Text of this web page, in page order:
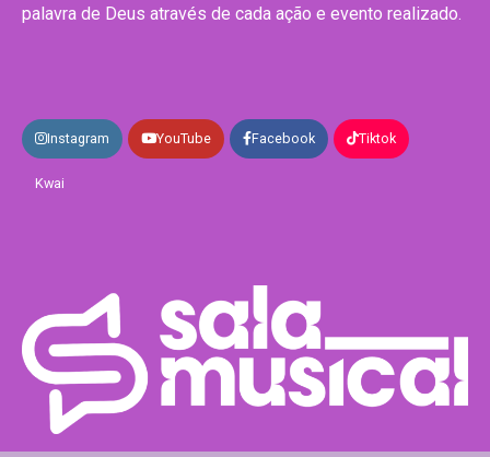
palavra de Deus através de cada ação e evento realizado.
Instagram YouTube Facebook Tiktok
Kwai